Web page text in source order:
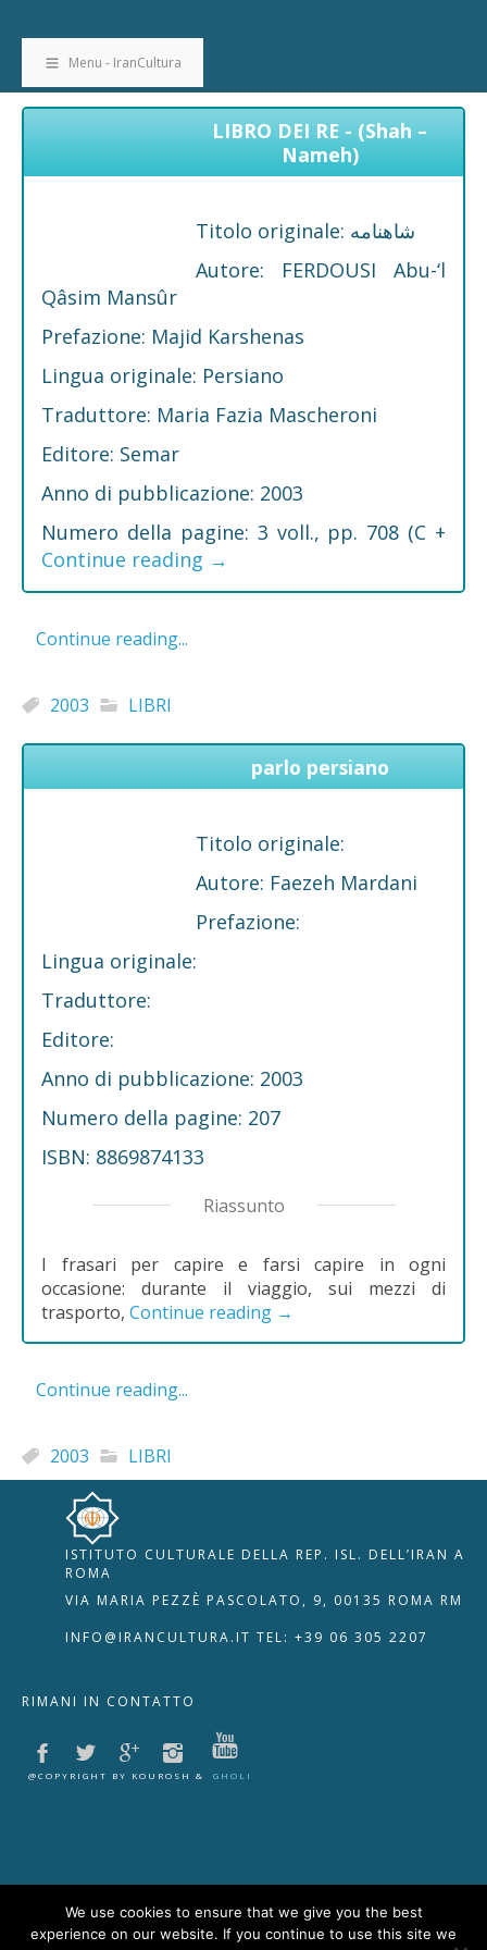
Menu - IranCultura
LIBRO DEI RE - (Shah –
Nameh)
Titolo originale: شاهنامه
Autore: FERDOUSI Abu-‘l
Qâsim Mansûr
Prefazione: Majid Karshenas
Lingua originale: Persiano
Traduttore: Maria Fazia Mascheroni
Editore: Semar
Anno di pubblicazione: 2003
Numero della pagine: 3 voll., pp. 708 (C +
Continue reading →
Continue reading...
2003 LIBRI
parlo persiano
Titolo originale:
Autore: Faezeh Mardani
Prefazione:
Lingua originale:
Traduttore:
Editore:
Anno di pubblicazione: 2003
Numero della pagine: 207
ISBN: 8869874133
Riassunto
I frasari per capire e farsi capire in ogni
occasione: durante il viaggio, sui mezzi di
trasporto, Continue reading →
Continue reading...
2003 LIBRI
ISTITUTO CULTURALE DELLA REP. ISL. DELL’IRAN A
ROMA
VIA MARIA PEZZÈ PASCOLATO, 9, 00135 ROMA RM
INFO@IRANCULTURA.IT TEL: +39 06 305 2207
RIMANI IN CONTATTO
@COPYRIGHT BY KOUROSH & GHOLI
We use cookies to ensure that we give you the best
experience on our website. If you continue to use this site we
RIPRISTINA 🇮🇹 🇬🇧
Disattiva Immagini
Evidenzia Link
Lettura Vocale
Leggi